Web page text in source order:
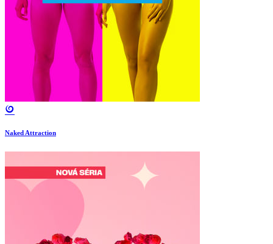
Naked Attraction